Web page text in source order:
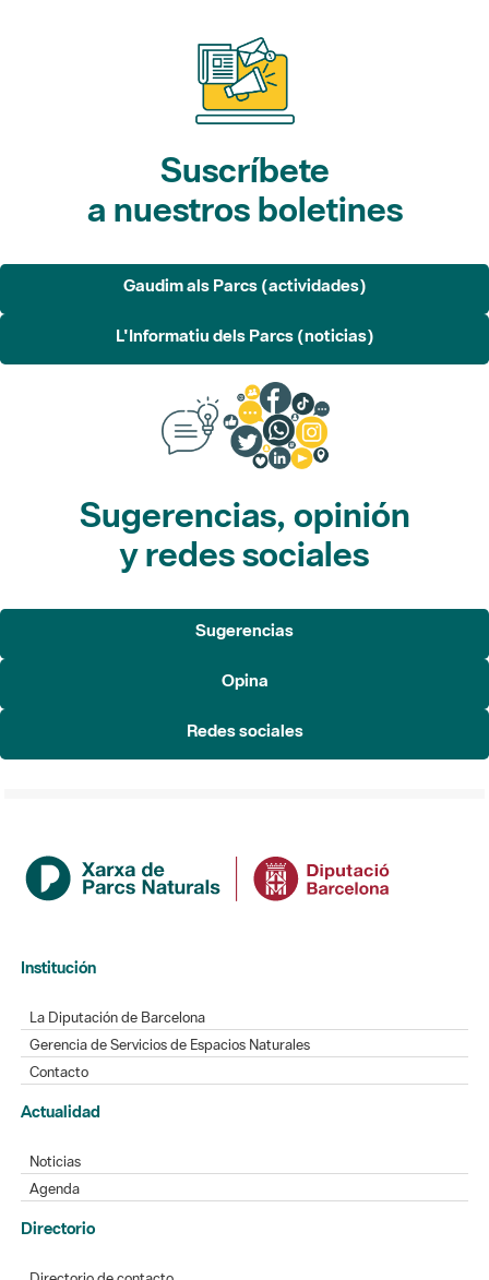
Suscríbete
a nuestros boletines
Gaudim als Parcs (actividades)
L'Informatiu dels Parcs (noticias)
Sugerencias, opinión
y redes sociales
Sugerencias
Opina
Redes sociales
Institución
La Diputación de Barcelona
Gerencia de Servicios de Espacios Naturales
Contacto
Actualidad
Noticias
Agenda
Directorio